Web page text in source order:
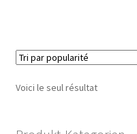
Voici le seul résultat